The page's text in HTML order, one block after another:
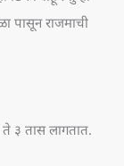
पासून राजमाची
ते ३ तास लागतात.